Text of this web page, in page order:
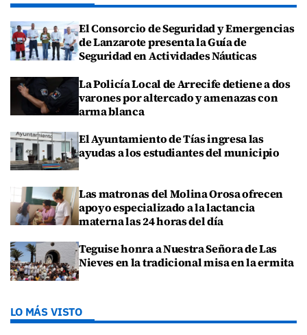
El Consorcio de Seguridad y Emergencias
de Lanzarote presenta la Guía de
Seguridad en Actividades Náuticas
La Policía Local de Arrecife detiene a dos
varones por altercado y amenazas con
arma blanca
El Ayuntamiento de Tías ingresa las
ayudas a los estudiantes del municipio
Las matronas del Molina Orosa ofrecen
apoyo especializado a la lactancia
materna las 24 horas del día
Teguise honra a Nuestra Señora de Las
Nieves en la tradicional misa en la ermita
LO MÁS VISTO